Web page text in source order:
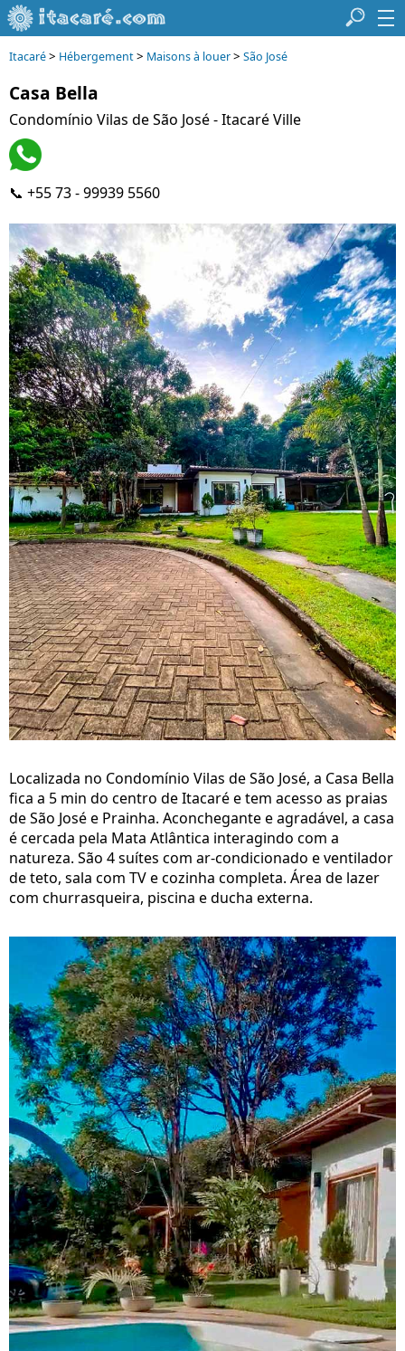
Itacaré> Hébergement> Maisons à louer> São José
Casa Bella
Condomínio Vilas de São José - Itacaré Ville
📞 +55 73 - 99939 5560
Localizada no Condomínio Vilas de São José, a Casa Bella
fica a 5 min do centro de Itacaré e tem acesso as praias
de São José e Prainha. Aconchegante e agradável, a casa
é cercada pela Mata Atlântica interagindo com a
natureza. São 4 suítes com ar-condicionado e ventilador
de teto, sala com TV e cozinha completa. Área de lazer
com churrasqueira, piscina e ducha externa.